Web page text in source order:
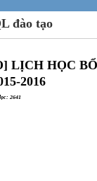
đào tạo
LỊCH HỌC
2016
2641